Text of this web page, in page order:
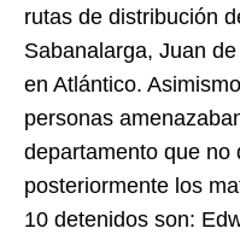
rutas de distribución
Sabanalarga, Juan
en Atlántico.
personas
departamento que no
posteriormente los
10 detenidos son: